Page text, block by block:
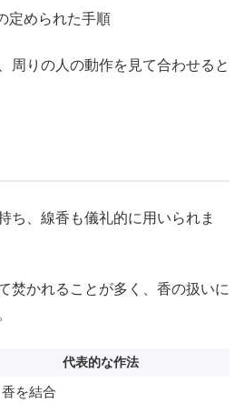
定められた手順
周りの人の動作を見て合わせると
ち、線香も儀礼的に用いられま
焚かれることが多く、香の扱いに
代表的な作法
を結合